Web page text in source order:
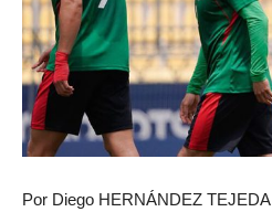
Por Diego HERNÁNDEZ TEJEDA